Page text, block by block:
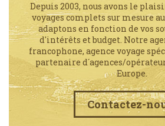
Depuis 2003, nous avons le
voyages complets sur mesure
adaptons en fonction de vos
d'intérêts et budget. Notre
francophone, agence voyage
partenaire d´agences/
Europe.
Contactez-